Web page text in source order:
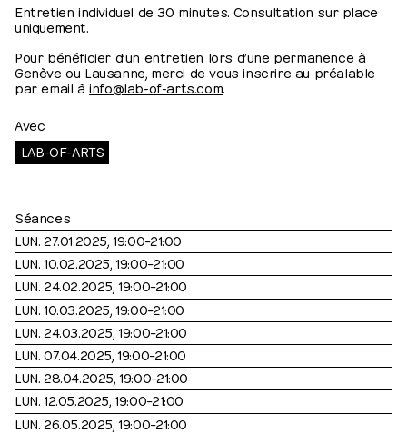
Entretien individuel de 30 minutes. Consultation sur place
uniquement.
Pour bénéficier d’un entretien lors d’une permanence à
Genève ou Lausanne, merci de vous inscrire au préalable
par email àinfo@lab-of-arts.com
Avec
LAB-OF-ARTS
Séances
LUN. 27.01.2025, 19:00⁠–⁠21:00
LUN. 10.02.2025, 19:00⁠–⁠21:00
LUN. 24.02.2025, 19:00⁠–⁠21:00
LUN. 10.03.2025, 19:00⁠–⁠21:00
LUN. 24.03.2025, 19:00⁠–⁠21:00
LUN. 07.04.2025, 19:00⁠–⁠21:00
LUN. 28.04.2025, 19:00⁠–⁠21:00
LUN. 12.05.2025, 19:00⁠–⁠21:00
LUN. 26.05.2025, 19:00⁠–⁠21:00